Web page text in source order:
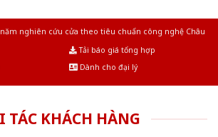
nghiên cứu cửa theo tiêu chuẩn công nghệ Châu
Tải báo giá tổng hợp
Dành cho đại lý
TÁC KHÁCH HÀNG